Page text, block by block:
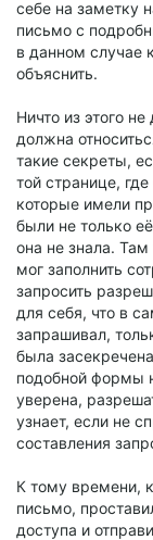
себе на заметку
письмо с
в данном случае
объяснить.
Ничто из этого
должна
такие секреты,
той странице,
которые имели
были не только
она не знала.
мог заполнить
запросить
для себя, что в
запрашивал,
была
подобной формы
уверена,
узнает, если не
составления
К тому времени,
письмо,
доступа и